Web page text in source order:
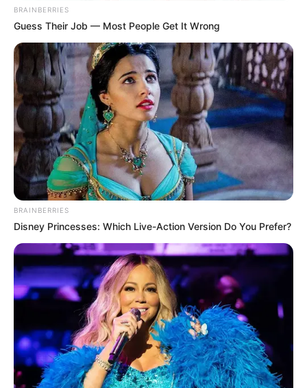
BRAINBERRIES
Guess Their Job — Most People Get It Wrong
BRAINBERRIES
Disney Princesses: Which Live-Action Version Do You Prefer?